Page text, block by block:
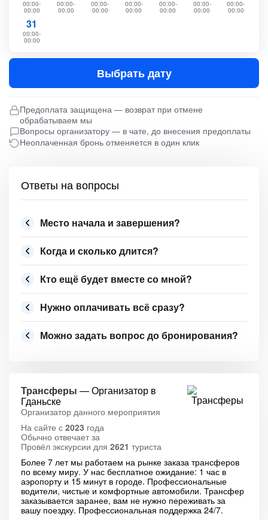
00:00-
00:00
00:00-
00:00
00:00-
00:00
00:00-
00:00
00:00-
00:00
00:00-
00:00
00:00-
00:00
31
00:00-
00:00
Выбрать дату
Предоплата защищена — возврат при отмене
обрабатываем мы
Вопросы организатору — в чате, до внесения предоплаты
Неоплаченная бронь отменяется в один клик
Ответы на вопросы
Место начала и завершения?
Когда и сколько длится?
Кто ещё будет вместе со мной?
Нужно оплачивать всё сразу?
Можно задать вопрос до бронирования?
Трансферы — Организатор в
Гданьске
Организатор данного мероприятия
На сайте с 2023 года
Обычно отвечает за
Провёл экскурсии для 2621 туриста
Более 7 лет мы работаем на рынке заказа трансферов
по всему миру. У нас бесплатное ожидание: 1 час в
аэропорту и 15 минут в городе. Профессиональные
водители, чистые и комфортные автомобили. Трансфер
заказывается заранее, вам не нужно переживать за
вашу поездку. Профессиональная поддержка 24/7.